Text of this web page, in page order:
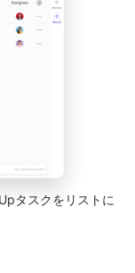
タスクをリストに